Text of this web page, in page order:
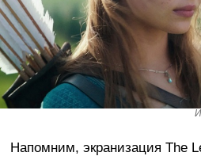
Напомним, экранизация The